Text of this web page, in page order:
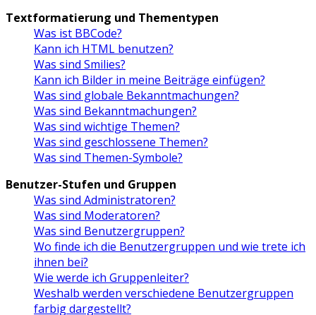
Textformatierung und Thementypen
Was ist BBCode?
Kann ich HTML benutzen?
Was sind Smilies?
Kann ich Bilder in meine Beiträge einfügen?
Was sind globale Bekanntmachungen?
Was sind Bekanntmachungen?
Was sind wichtige Themen?
Was sind geschlossene Themen?
Was sind Themen-Symbole?
Benutzer-Stufen und Gruppen
Was sind Administratoren?
Was sind Moderatoren?
Was sind Benutzergruppen?
Wo finde ich die Benutzergruppen und wie trete ich
ihnen bei?
Wie werde ich Gruppenleiter?
Weshalb werden verschiedene Benutzergruppen
farbig dargestellt?